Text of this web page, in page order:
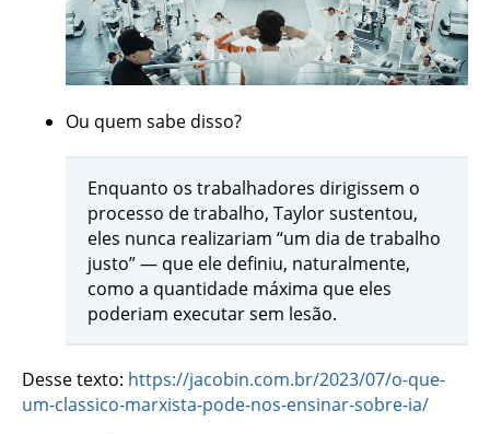
Ou quem sabe disso?
Enquanto os trabalhadores dirigissem o
processo de trabalho, Taylor sustentou,
eles nunca realizariam “um dia de trabalho
justo” — que ele definiu, naturalmente,
como a quantidade máxima que eles
poderiam executar sem lesão.
Desse texto: https://jacobin.com.br/2023/07/o-que-
um-classico-marxista-pode-nos-ensinar-sobre-ia/